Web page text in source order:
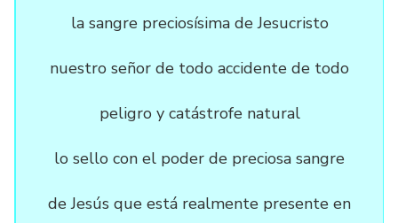
la sangre preciosísima de Jesucristo
nuestro señor de todo accidente de todo
peligro y catástrofe natural
lo sello con el poder de preciosa sangre
de Jesús que está realmente presente en